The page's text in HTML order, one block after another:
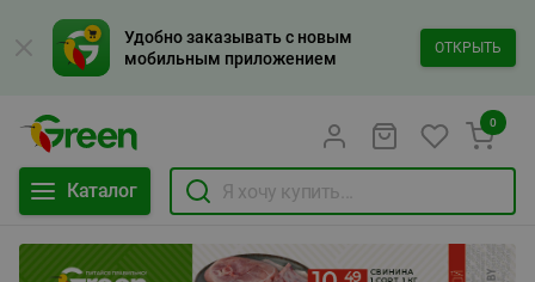
Удобно заказывать с новым
мобильным приложением
ОТКРЫТЬ
Каталог
0